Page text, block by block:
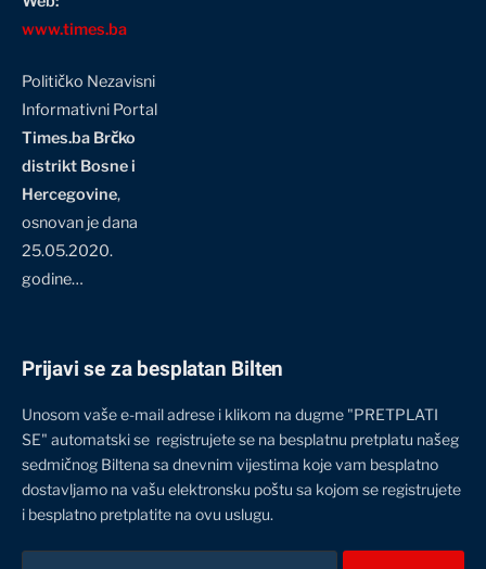
www.times.ba
Političko Nezavisni
Informativni Portal
Times.ba Brčko
distrikt Bosne i
Hercegovine,
osnovan je dana
25.05.2020.
godine…
Prijavi se za besplatan Bilten
Unosom vaše e-mail adrese i klikom na dugme "PRETPLATI
SE" automatski se registrujete se na besplatnu pretplatu našeg
sedmičnog Biltena sa dnevnim vijestima koje vam besplatno
dostavljamo na vašu elektronsku poštu sa kojom se registrujete
i besplatno pretplatite na ovu uslugu.